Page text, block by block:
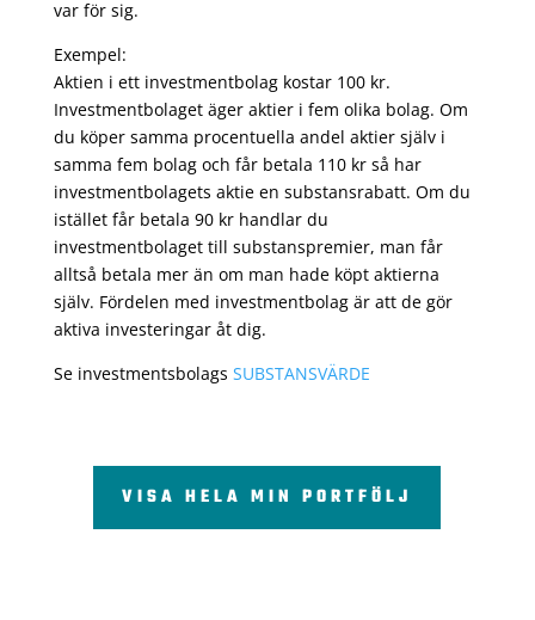
var för sig.
Exempel:
Aktien i ett investmentbolag kostar 100 kr.
Investmentbolaget äger aktier i fem olika bolag. Om
du köper samma procentuella andel aktier själv i
samma fem bolag och får betala 110 kr så har
investmentbolagets aktie en substansrabatt. Om du
istället får betala 90 kr handlar du
investmentbolaget till substanspremier, man får
alltså betala mer än om man hade köpt aktierna
själv. Fördelen med investmentbolag är att de gör
aktiva investeringar åt dig.
Se investmentsbolags SUBSTANSVÄRDE
VISA HELA MIN PORTFÖLJ